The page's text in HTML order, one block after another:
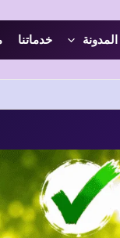
المدونة خدماتنا